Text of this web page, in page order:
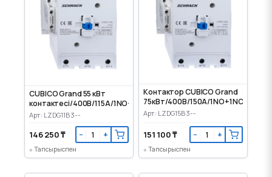
CUBICO Grand 55 кВт
контактесі/400В/115А/1NO+1NC/230VAC
Арт: LZDG11B3--
146 250 ₸ − +
Тапсырыспен
Контактор CUBICO Grand
75кВт/400В/150A/1NO+1NC/
Арт: LZDG15B3--
151 100 ₸ − +
Тапсырыспен